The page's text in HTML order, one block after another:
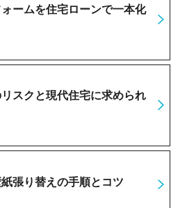
ームを住宅ローンで一本化
スクと現代住宅に求められ
張り替えの手順とコツ